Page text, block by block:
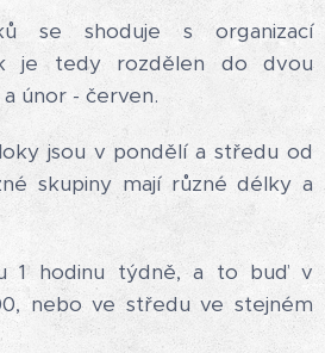
se shoduje s organizací
je tedy rozdělen do dvou
únor - červen.
jsou v pondělí a středu od
skupiny mají různé délky a
1 hodinu týdně, a to buď v
nebo ve středu ve stejném